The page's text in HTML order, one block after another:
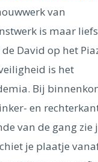
van
is maar
David op het
is het
Bij
en
van de gang zie
je plaatje